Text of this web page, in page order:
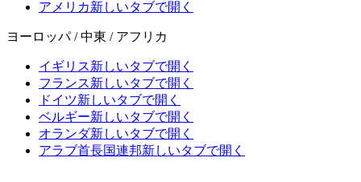
アメリカ新しいタブで開く
ヨーロッパ / 中東 / アフリカ
イギリス新しいタブで開く
フランス新しいタブで開く
ドイツ新しいタブで開く
ベルギー新しいタブで開く
オランダ新しいタブで開く
アラブ首長国連邦新しいタブで開く